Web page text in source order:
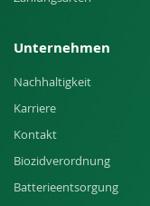
Unternehmen
Nachhaltigkeit
Karriere
Kontakt
Biozidverordnung
Batterieentsorgung